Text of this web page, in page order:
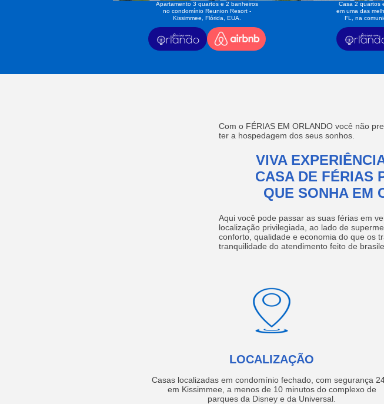
Apartamento 3 quartos e 2 banheiros
no condomínio Reunion Resort -
Kissimmee, Flórida, EUA.
Casa 2 quartos
em uma das
FL, na
Com o FÉRIAS EM ORLANDO você não
ter a hospedagem dos seus sonhos.
VIVA
CASA DE FÉRIAS
QUE SONHA EM
Aqui você pode passar as suas férias em
localização privilegiada, ao lado de
conforto, qualidade e economia do que os
tranquilidade do atendimento feito de
LOCALIZAÇÃO
Casas localizadas em condomínio fechado, com segurança
em Kissimmee, a menos de 10 minutos do complexo de
parques da Disney e da Universal.